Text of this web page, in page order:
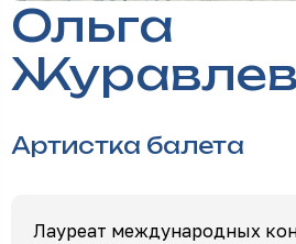
Ольга
Артистка балета
Лауреат международных